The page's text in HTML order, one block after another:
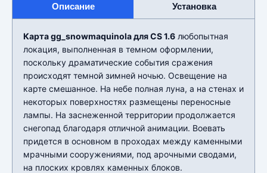
Описание Установка
Карта gg_snowmaquinola для CS 1.6 любопытная
локация, выполненная в темном оформлении,
поскольку драматические события сражения
происходят темной зимней ночью. Освещение на
карте смешанное. На небе полная луна, а на стенах и
некоторых поверхностях размещены переносные
лампы. На заснеженной территории продолжается
снегопад благодаря отличной анимации. Воевать
придется в основном в проходах между каменными
мрачными сооружениями, под арочными сводами,
на плоских кровлях каменных блоков.